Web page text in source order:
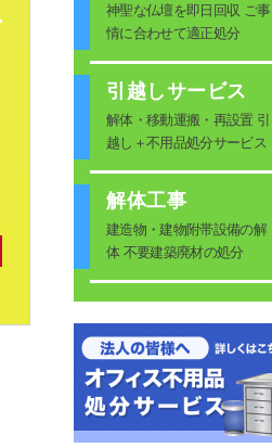
神聖な仏壇を即日回収 ご事
情に合わせて適正処分
引越しサービス
解体・移動運搬・再設置 引
越し＋不用品処分サービス
解体工事
建造物・建物附帯設備の解
体 不要建築廃材の処分